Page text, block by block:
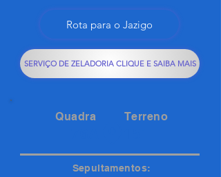
Rota para o Jazigo
SERVIÇO DE ZELADORIA CLIQUE E SAIBA MAIS
Quadra Terreno
Sepultamentos: